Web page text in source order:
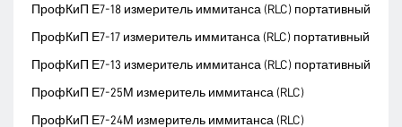
ПрофКиП Е7-18 измеритель иммитанса (RLC) портативный
ПрофКиП Е7-17 измеритель иммитанса (RLC) портативный
ПрофКиП Е7-13 измеритель иммитанса (RLC) портативный
ПрофКиП Е7-25М измеритель иммитанса (RLC)
ПрофКиП Е7-24М измеритель иммитанса (RLC)